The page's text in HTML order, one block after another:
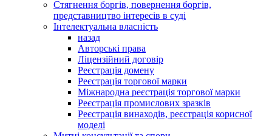
Стягнення боргів, повернення боргів,
представництво інтересів в суді
Інтелектуальна власність
назад
Авторські права
Ліцензійний договір
Реєстрація домену
Реєстрація торгової марки
Міжнародна реєстрація торгової марки
Реєстрація промислових зразків
Реєстрація винаходів, реєстрація корисної
моделі